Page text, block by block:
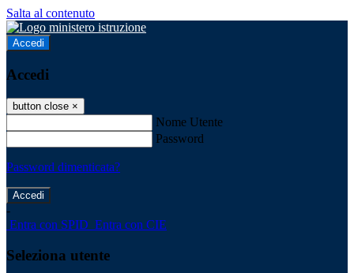
Salta al contenuto
Accedi
Accedi
button close ×
Nome Utente
Password
Password dimenticata?
-
Entra con SPID Entra con CIE
Seleziona utente